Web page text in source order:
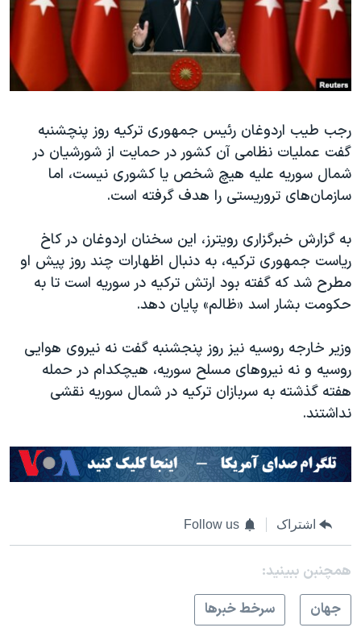
فرهنگ و زندگی
حقوق شهروندی
اقتصادی
اسرائیل در جنگ
گالری عکس
آرشیو پخش زنده
مستندها
انتخابات ریاست جمهوری آمریکا ۲۰۲۴
حمله جمهوری اسلامی به اسرائیل
ورزش زنان در ایران
اعتراضات زن، زندگی، آزادی
مجموعه مستندهای دادخواهی
دادگاه حمید نوری
چهل سال گروگان‌گیری
قانون شفافیت دارائی کادر رهبری ایران
اسرائیل در جنگ
نرگس محمدی برنده جایزه نوبل صلح
همایش محافظه‌کاران آمریکا «سی‌پک»
صفحه‌های ویژه
سفر پرزیدنت ترامپ به چین
دنبال کنید
زبانهای مختلف
رجب طیب اردوغان رئیس جمهوری ترکیه روز پنچشنبه
گفت عملیات نظامی آن کشور در حمایت از شورشیان در
شمال سوریه علیه هیچ شخص یا کشوری نیست، اما
سازمان‌های تروریستی را هدف گرفته است.
به گزارش خبرگزاری رویترز، این سخنان اردوغان در کاخ
ریاست جمهوری ترکیه، به دنبال اظهارات چند روز پیش او
مطرح شد که گفته بود ارتش ترکیه در سوریه است تا به
حکومت بشار اسد «ظالم» پایان دهد.
وزیر خارجه روسیه نیز روز پنجشنبه گفت نه نیروی هوایی
روسیه و نه نیروهای مسلح سوریه، هیچکدام در حمله
هفته گذشته به سربازان ترکیه در شمال سوریه نقشی
نداشتند.
اشتراک Follow us
همچنبن ببینید:
جهان
سرخط خبرها